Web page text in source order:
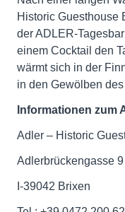
Historic Guesthouse
der ADLER-
einem Cocktail den
wärmt sich in der
in den Gewölben
Informationen zum
Adler – Historic
Adlerbrückengasse 9
I-39042 Brixen